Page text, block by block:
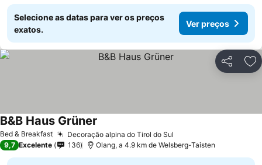
Selecione as datas para ver os preços
exatos.
Ver preços
Partilhar
Bed & Breakfast Decoração alpina do Tirol do Sul
B&B Haus Grüner
9,7 Excelente 136 Olang, a 4.9 km de Welsberg-Taisten